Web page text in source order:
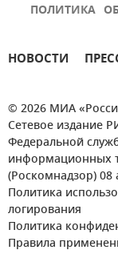
ПОЛИТИКА
НОВОСТИ
© 2026 МИА
Сетевое издание
Федеральной
информационных
(Роскомнадзор) 08
Политика
логирования
Политика
Правила